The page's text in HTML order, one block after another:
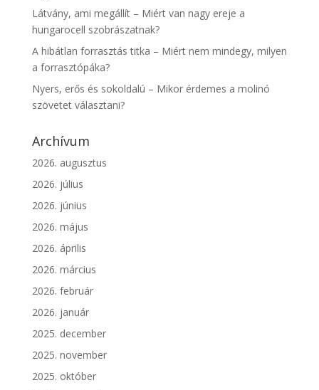
Látvány, ami megállít – Miért van nagy ereje a
hungarocell szobrászatnak?
A hibátlan forrasztás titka – Miért nem mindegy, milyen
a forrasztópáka?
Nyers, erős és sokoldalú – Mikor érdemes a molinó
szövetet választani?
Archívum
2026. augusztus
2026. július
2026. június
2026. május
2026. április
2026. március
2026. február
2026. január
2025. december
2025. november
2025. október